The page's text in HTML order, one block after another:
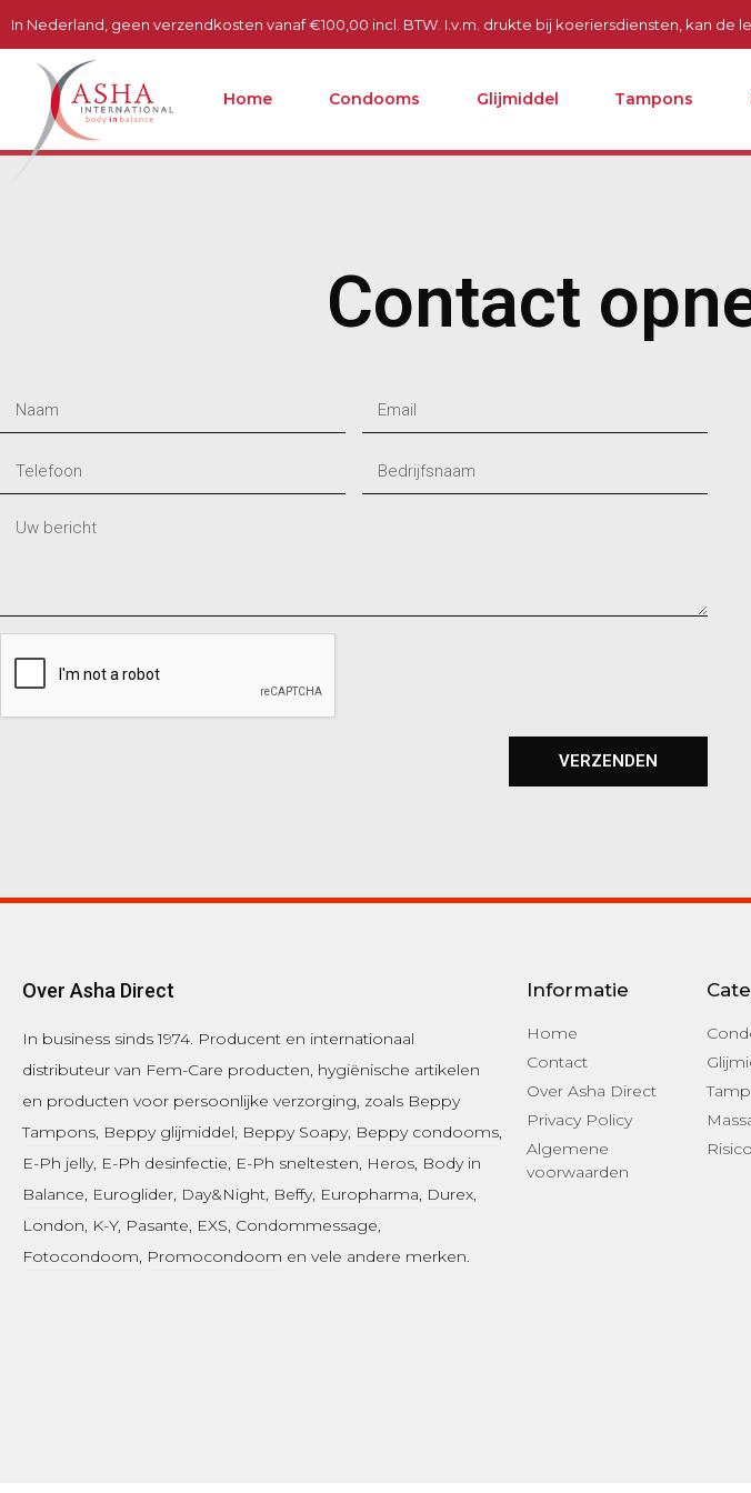
In Nederland, geen verzendkosten vanaf €100,00 incl. BTW. I.v.m. drukte bij koeriersdiensten, kan de
Home Condooms Glijmiddel Tampons
Contact
VERZENDEN
Over Asha Direct
In business sinds 1974. Producent en internationaal
distributeur van Fem-Care producten, hygiënische artikelen
en producten voor persoonlijke verzorging, zoals Beppy
Tampons, Beppy glijmiddel, Beppy Soapy, Beppy condooms,
E-Ph jelly, E-Ph desinfectie, E-Ph sneltesten, Heros, Body in
Balance, Euroglider, Day&Night, Beffy, Europharma, Durex,
London, K-Y, Pasante, EXS, Condommessage,
Fotocondoom, Promocondoom en vele andere merken.
Informatie
Home
Contact
Over Asha Direct
Privacy Policy
Algemene
voorwaarden